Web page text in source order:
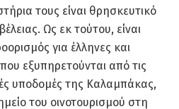
τους είναι θρησκευτικό
Ως εκ τούτου, είναι
για έλληνες και
εξυπηρετούνται από τις
υποδομές της Καλαμπάκας,
του οινοτουρισμού στη